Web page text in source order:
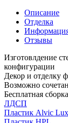
Описание
Отделка
Отзывы
Изготовлдение
конфигурации
Декор и отделку
Возможно
Бесплатная
ЛДСП
Пластик Alvic